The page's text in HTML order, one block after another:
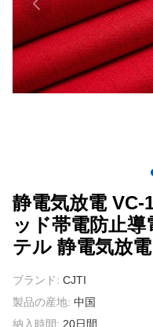
業界
我々に連絡し
ビデオ
静電気放電 VC-
ッド帯電防止
テル 静電気放
ブランド: CJTI
製品の産地: 中国
納入時間: 20日間